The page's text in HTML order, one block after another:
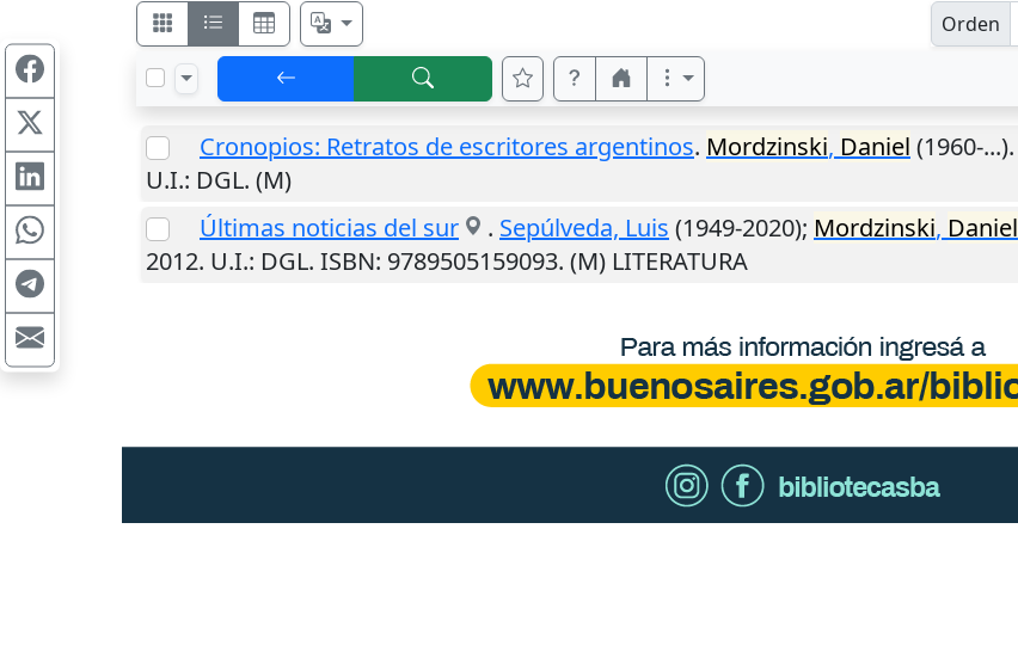
Orden
Cronopios: Retratos de escritores argentinos. Mordzinski, Daniel (1960-...).
U.I.: DGL. (M)
Últimas noticias del sur
. Sepúlveda, Luis (1949-2020); Mordzinski, Daniel
2012. U.I.: DGL. ISBN: 9789505159093. (M) LITERATURA